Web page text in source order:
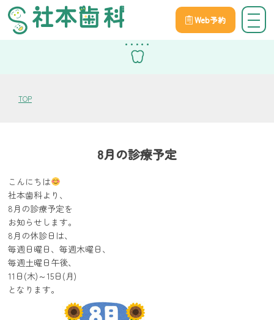
Web予約
スタッフブログ
TOP
8月の診療予定
こんにちは
社本歯科より、
8月の診療予定を
お知らせします。
8月の休診日は、
毎週日曜日、毎週木曜日、
毎週土曜日午後、
11日(木)～15日(月)
となります。